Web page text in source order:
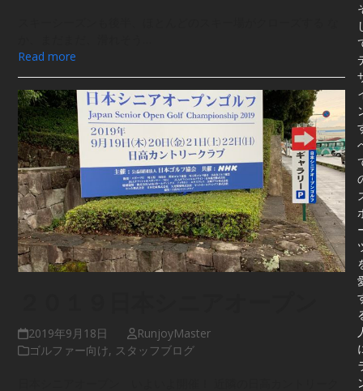
Read more
2019年9月18日
RunjoyMaster
ゴルファー向け, スタッフブログ